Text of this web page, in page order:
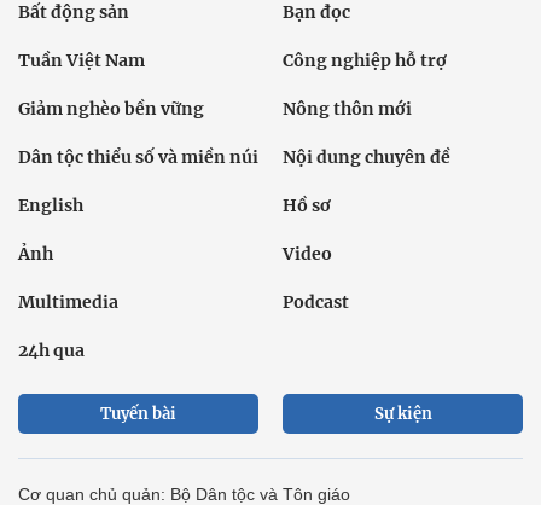
Bất động sản Bạn đọc
Tuần Việt Nam Công nghiệp hỗ trợ
Giảm nghèo bền vững Nông thôn mới
Dân tộc thiểu số và miền núi Nội dung chuyên đề
English Hồ sơ
Ảnh Video
Multimedia Podcast
24h qua
Tuyến bài Sự kiện
Cơ quan chủ quản: Bộ Dân tộc và Tôn giáo